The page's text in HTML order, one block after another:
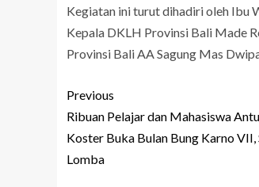
Kegiatan ini turut dihadiri oleh Ibu
Kepala DKLH Provinsi Bali Made
Provinsi Bali AA Sagung Mas
Previous
Ribuan Pelajar dan Mahasiswa
Koster Buka Bulan Bung Karno
Lomba